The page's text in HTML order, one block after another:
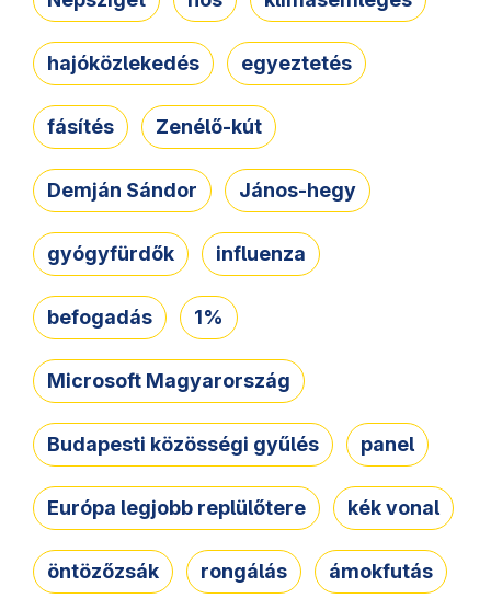
hajóközlekedés egyeztetés
fásítés Zenélő-kút
Demján Sándor János-hegy
gyógyfürdők influenza
befogadás 1%
Microsoft Magyarország
Budapesti közösségi gyűlés panel
Európa legjobb replülőtere kék vonal
öntözőzsák rongálás ámokfutás